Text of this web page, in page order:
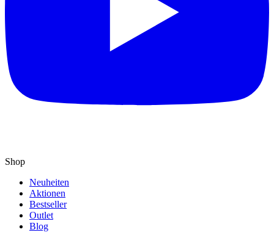
Shop
Neuheiten
Aktionen
Bestseller
Outlet
Blog